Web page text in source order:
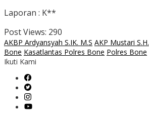
Laporan : K**
Post Views: 290
AKBP Ardyansyah S.IK. M.S AKP Mustari S.H.
Bone Kasatlantas Polres Bone Polres Bone
Ikuti Kami